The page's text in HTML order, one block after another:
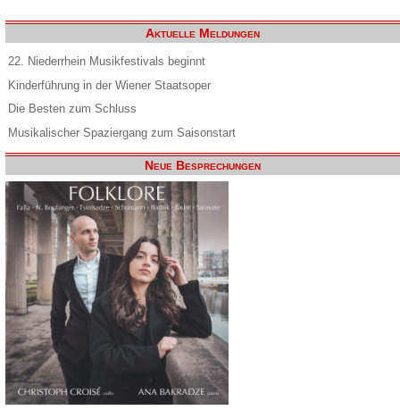
Aktuelle Meldungen
22. Niederrhein Musikfestivals beginnt
Kinderführung in der Wiener Staatsoper
Die Besten zum Schluss
Musikalischer Spaziergang zum Saisonstart
Neue Besprechungen